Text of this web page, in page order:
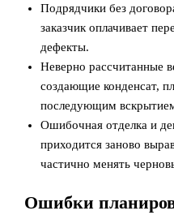
Подрядчики без
заказчик оплачивает
дефекты.
Неверно рассчитанные
создающие конденсат,
последующим
Ошибочная отделка и
приходится заново
частично менять
Ошибки